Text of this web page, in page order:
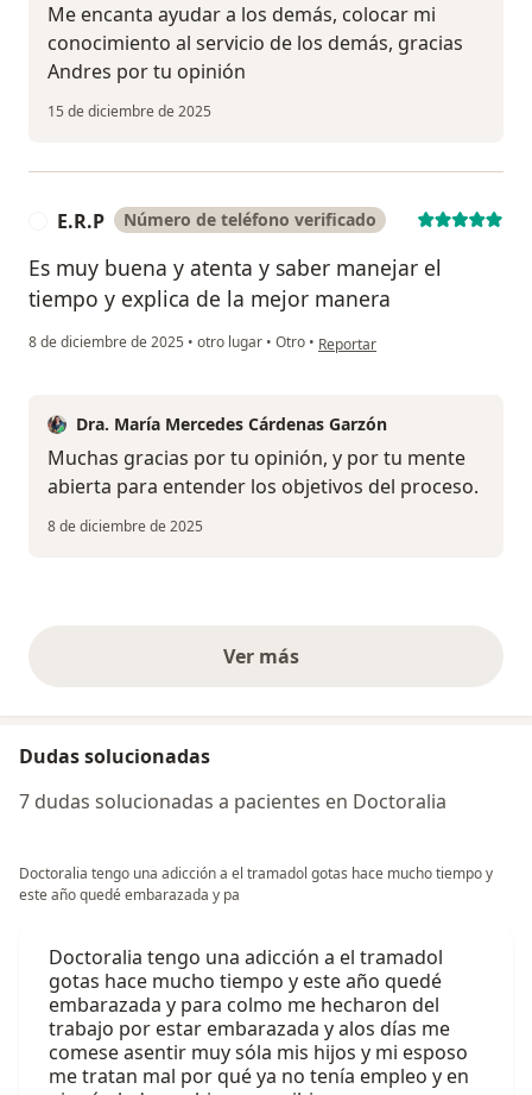
Me encanta ayudar a los demás, colocar mi
conocimiento al servicio de los demás, gracias
Andres por tu opinión
15 de diciembre de 2025
E.R.P Número de teléfono verificado
Es muy buena y atenta y saber manejar el
tiempo y explica de la mejor manera
8 de diciembre de 2025 • otro lugar • Otro • en opinión del usuario E.R.P
Reportar
Dra. María Mercedes Cárdenas Garzón
Muchas gracias por tu opinión, y por tu mente
abierta para entender los objetivos del proceso.
8 de diciembre de 2025
Ver másopiniones anteriores
Dudas solucionadas
7 dudas solucionadas a pacientes en Doctoralia
Doctoralia tengo una adicción a el tramadol gotas hace mucho tiempo y
este año quedé embarazada y pa
Doctoralia tengo una adicción a el tramadol
gotas hace mucho tiempo y este año quedé
embarazada y para colmo me hecharon del
trabajo por estar embarazada y alos días me
comese asentir muy sóla mis hijos y mi esposo
me tratan mal por qué ya no tenía empleo y en